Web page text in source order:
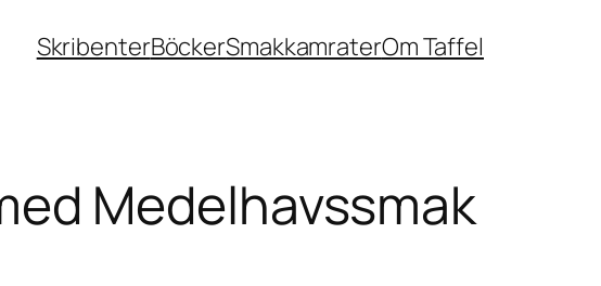
SkribenterBöckerSmakkamraterOm Taffel
Medelhavssmak